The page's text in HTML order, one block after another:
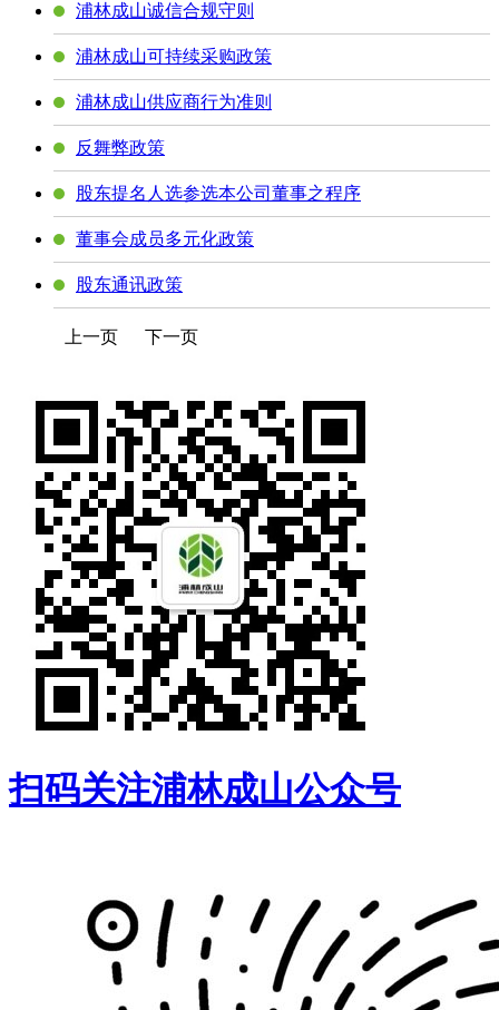
浦林成山诚信合规守则
浦林成山可持续采购政策
浦林成山供应商行为准则
反舞弊政策
股东提名人选参选本公司董事之程序
董事会成员多元化政策
股东通讯政策
上一页 下一页
扫码关注浦林成山公众号